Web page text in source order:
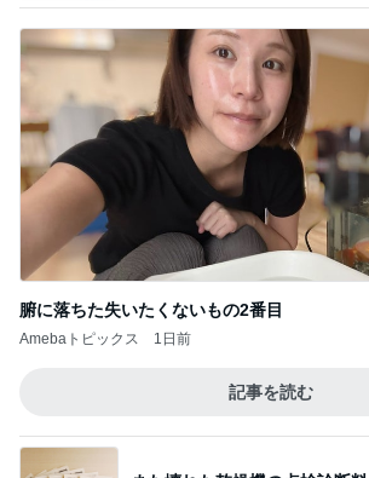
腑に落ちた失いたくないもの2番目
Amebaトピックス 1日前
記事を読む